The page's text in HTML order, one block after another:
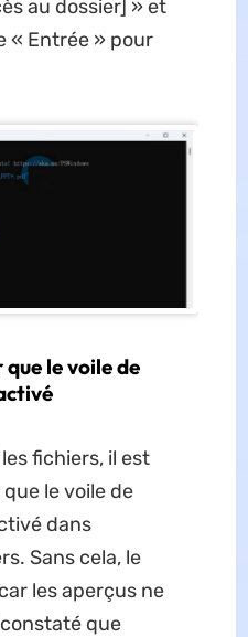
au dossier] » et
« Entrée » pour
le voile de
fichiers, il est
le voile de
dans
Sans cela, le
les aperçus ne
que